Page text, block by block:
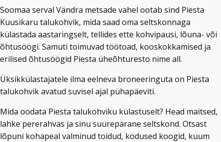
Soomaa serval Vändra metsade vahel ootab sind Piesta
Kuusikaru talukohvik, mida saad oma seltskonnaga
külastada aastaringselt, tellides ette kohvipausi, lõuna- või
õhtusöögi. Samuti toimuvad töötoad, kooskokkamised ja
erilised õhtusöögid Piesta üheõhturesto nime all.
Üksikkülastajatele ilma eelneva broneeringuta on Piesta
talukohvik avatud suvisel ajal pühapäeviti.
Mida oodata Piesta talukohviku külastuselt? Head maitsed,
lahke pererahvas ja sinu suurepärane seltskond. Otsast
lõpuni kohapeal valminud toidud, kodused koogid, kuum